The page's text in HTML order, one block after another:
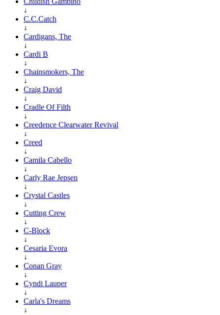
↓
C.C.Catch
↓
Cardigans, The
↓
Cardi B
↓
Chainsmokers, The
↓
Craig David
↓
Cradle Of Filth
↓
Creedence Clearwater Revival
↓
Creed
↓
Camila Cabello
↓
Carly Rae Jepsen
↓
Crystal Castles
↓
Cutting Crew
↓
C-Block
↓
Cesaria Evora
↓
Conan Gray
↓
Cyndi Lauper
↓
Carla's Dreams
↓